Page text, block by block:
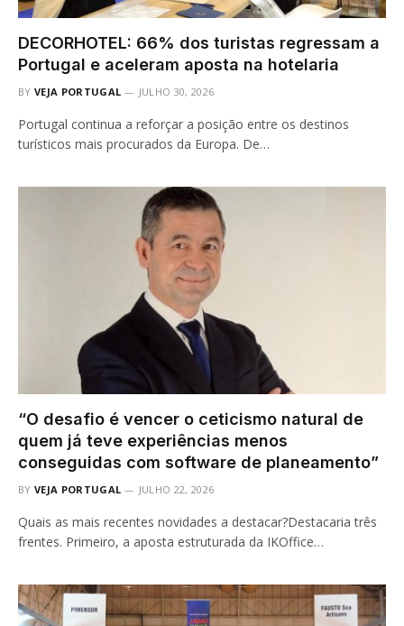
DECORHOTEL: 66% dos turistas regressam a
Portugal e aceleram aposta na hotelaria
BY VEJA PORTUGAL JULHO 30, 2026
Portugal continua a reforçar a posição entre os destinos
turísticos mais procurados da Europa. De…
“O desafio é vencer o ceticismo natural de
quem já teve experiências menos
conseguidas com software de planeamento”
BY VEJA PORTUGAL JULHO 22, 2026
Quais as mais recentes novidades a destacar?Destacaria três
frentes. Primeiro, a aposta estruturada da IKOffice…